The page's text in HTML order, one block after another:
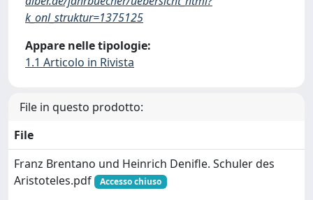
k_onl_struktur=1375125
Appare nelle tipologie:
1.1 Articolo in Rivista
File in questo prodotto:
File
Franz Brentano und Heinrich Denifle. Schuler des
Aristoteles.pdf
Accesso chiuso